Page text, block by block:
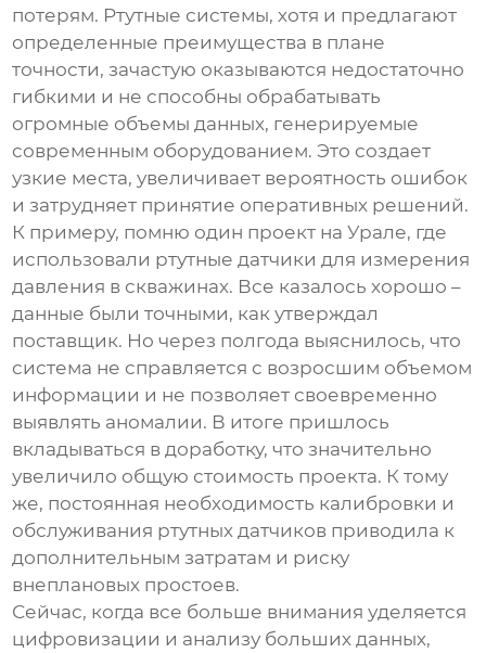
потерям. Ртутные системы, хотя и предлагают
определенные преимущества в плане
точности, зачастую оказываются недостаточно
гибкими и не способны обрабатывать
огромные объемы данных, генерируемые
современным оборудованием. Это создает
узкие места, увеличивает вероятность ошибок
и затрудняет принятие оперативных решений.
К примеру, помню один проект на Урале, где
использовали ртутные датчики для измерения
давления в скважинах. Все казалось хорошо –
данные были точными, как утверждал
поставщик. Но через полгода выяснилось, что
система не справляется с возросшим объемом
информации и не позволяет своевременно
выявлять аномалии. В итоге пришлось
вкладываться в доработку, что значительно
увеличило общую стоимость проекта. К тому
же, постоянная необходимость калибровки и
обслуживания ртутных датчиков приводила к
дополнительным затратам и риску
внеплановых простоев.
Сейчас, когда все больше внимания уделяется
цифровизации и анализу больших данных,